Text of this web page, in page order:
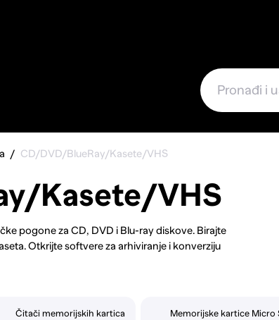
CD/DVD/BlueRay/Kasete/VHS
Kasete/VHS
pogone za CD, DVD i Blu-ray diskove. Birajte
Otkrijte softvere za arhiviranje i konverziju
Čitači memorijskih kartica Memorijske kartice Micro